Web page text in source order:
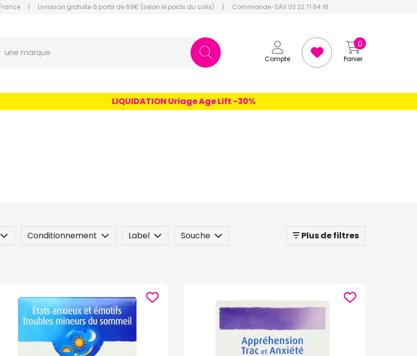
| Livraison gratuite à partir de 69€ (selon le poids du colis) | Commande-SAV 03 22 71 64 16
Compte Panier
0
un conseil
LIQUIDATION Uriage Age Lift -30%
Conditionnement Label
Souche
Plus de filtres